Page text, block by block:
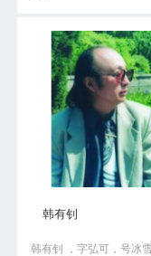
韩有钊
韩有钊 ，字弘可，号冰